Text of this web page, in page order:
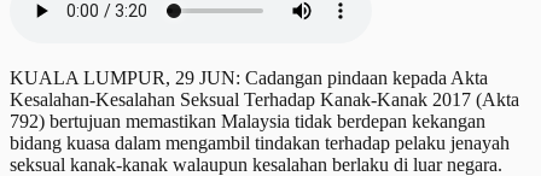
KUALA LUMPUR, 29 JUN: Cadangan pindaan kepada Akta
Kesalahan-Kesalahan Seksual Terhadap Kanak-Kanak 2017 (Akta
792) bertujuan memastikan Malaysia tidak berdepan kekangan
bidang kuasa dalam mengambil tindakan terhadap pelaku jenayah
seksual kanak-kanak walaupun kesalahan berlaku di luar negara.